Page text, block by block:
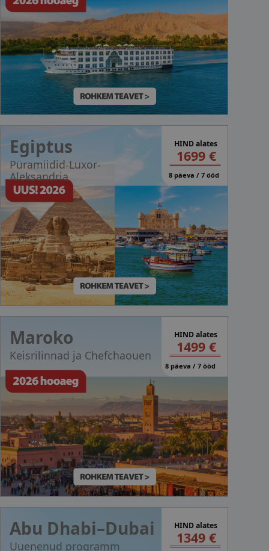
Egiptus
Püramiidid-Luxor-
Aleksandria
HIND alates
1699 €
8 päeva / 7 ööd
Maroko
Keisrilinnad ja Chefchaouen
HIND alates
1499 €
8 päeva / 7 ööd
Abu Dhabi–Dubai
Uuenenud programm
HIND alates
1349 €